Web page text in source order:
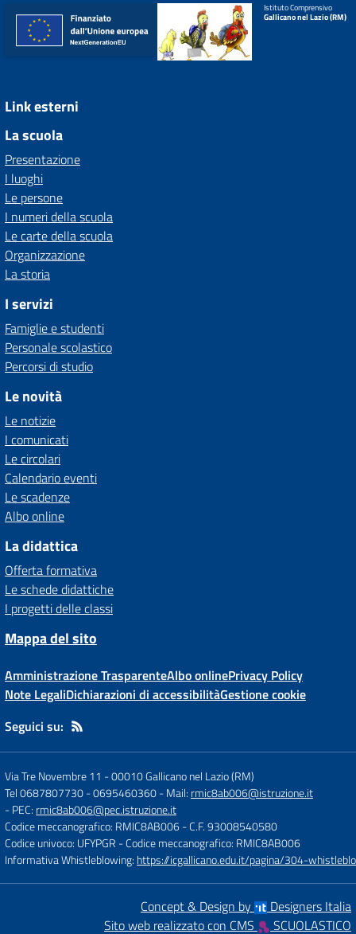
Istituto Comprensivo
Gallicano nel Lazio (RM)
Link esterni
La scuola
Presentazione
I luoghi
Le persone
I numeri della scuola
Le carte della scuola
Organizzazione
La storia
I servizi
Famiglie e studenti
Personale scolastico
Percorsi di studio
Le novità
Le notizie
I comunicati
Le circolari
Calendario eventi
Le scadenze
Albo online
La didattica
Offerta formativa
Le schede didattiche
I progetti delle classi
Mappa del sito
Amministrazione TrasparenteAlbo onlinePrivacy Policy
Note LegaliDichiarazioni di accessibilitàGestione cookie
Seguici su:
Via Tre Novembre 11 -00010 Gallicano nel Lazio (RM)
Tel 0687807730 - 0695460360- Mail: rmic8ab006@istruzione.it
- PEC: rmic8ab006@pec.istruzione.it
Codice meccanografico: RMIC8AB006- C.F. 93008540580
Codice univoco: UFYPGR - Codice meccanografico: RMIC8AB006
Informativa Whistleblowing: https://icgallicano.edu.it/pagina/304-
Concept & Design by
Designers Italia
Sito web realizzato con CMS
SCUOLASTICO